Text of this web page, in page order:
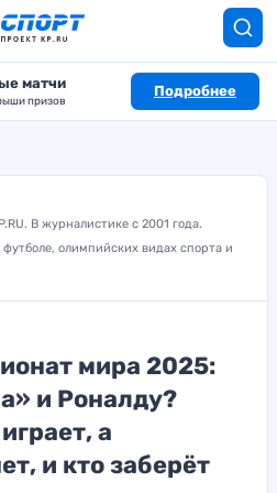
матчи
призов
Подробнее
В журналистике с 2001 года.
олимпийских видах спорта и
мира 2025:
и Роналду?
а
и кто заберёт